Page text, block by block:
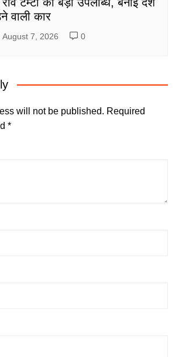
वाली कार
August 7, 2026 0
will not be published. Required
*